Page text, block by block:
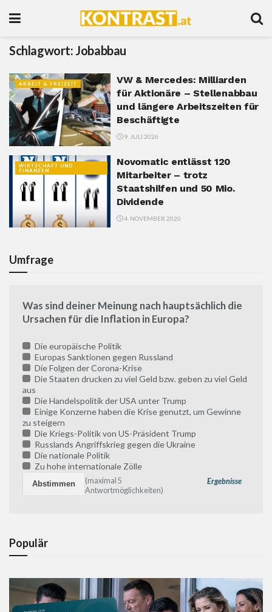
Schlagwort: Jobabbau
ARBEIT & FREIZEIT
VW & Mercedes: Milliarden
für Aktionäre – Stellenabbau
und längere Arbeitszeiten für
Beschäftigte
9. JULI 2026
WIRTSCHAFT UND
FINANZEN
Novomatic entlässt 120
Mitarbeiter – trotz
Staatshilfen und 50 Mio.
Dividende
4. NOVEMBER 2020
Umfrage
Was sind deiner Meinung nach hauptsächlich die
Ursachen für die Inflation in Europa?
Die europäische Politik
Europas Sanktionen gegen Russland
Die Folgen der Corona-Krise
Die Staaten drucken zu viel Geld bzw. geben zu viel Geld
aus
Die Handelspolitik der USA unter Trump
Einige Konzerne haben die Krise genutzt, um Gewinne
zu steigern
Die Kriegs-Politik von US-Präsident Trump
Russlands Angriffskrieg gegen die Ukraine
Die nationale Politik
Zu hohe internationale Zölle
Ergebnisse
(maximal 5
Antwortmöglichkeiten)
Populär